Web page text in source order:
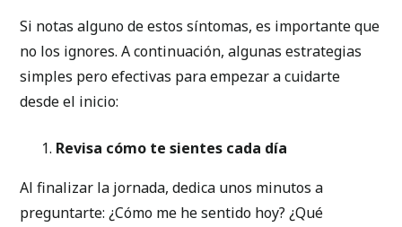
Si notas alguno de estos síntomas, es importante que
no los ignores. A continuación, algunas estrategias
simples pero efectivas para empezar a cuidarte
desde el inicio:
Revisa cómo te sientes cada día
Al finalizar la jornada, dedica unos minutos a
preguntarte: ¿Cómo me he sentido hoy? ¿Qué